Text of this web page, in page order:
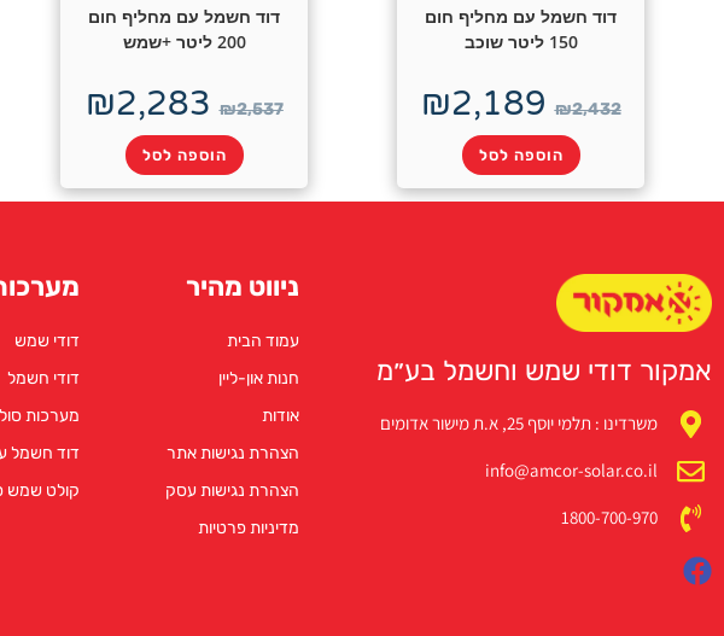
דוד חשמל עם מחליף חום
150 ליטר שוכב
₪2,432
₪2,189
הוספה לסל
דוד חשמל עם מחליף חום
200 ליטר +שמש
₪2,537
₪2,283
הוספה לסל
אמקור דודי שמש וחשמל בע״מ
משרדינו : תלמי יוסף 25, א.ת מישור אדומים
info@amcor-solar.co.il
1800-700-970
ניווט מהיר
עמוד הבית
חנות און-ליין
אודות
הצהרת נגישות אתר
הצהרת נגישות עסק
מדיניות פרטיות
דודי שמש
דודי חשמל
מערכות
דוד חשמל
קולט שמש